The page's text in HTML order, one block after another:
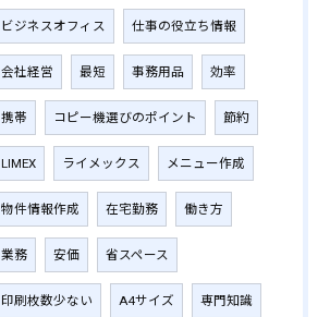
ビジネスオフィス 仕事の役立ち情報
会社経営 最短 事務用品 効率
携帯 コピー機選びのポイント 節約
LIMEX ライメックス メニュー作成
物件情報作成 在宅勤務 働き方
業務 安価 省スペース
印刷枚数少ない A4サイズ 専門知識